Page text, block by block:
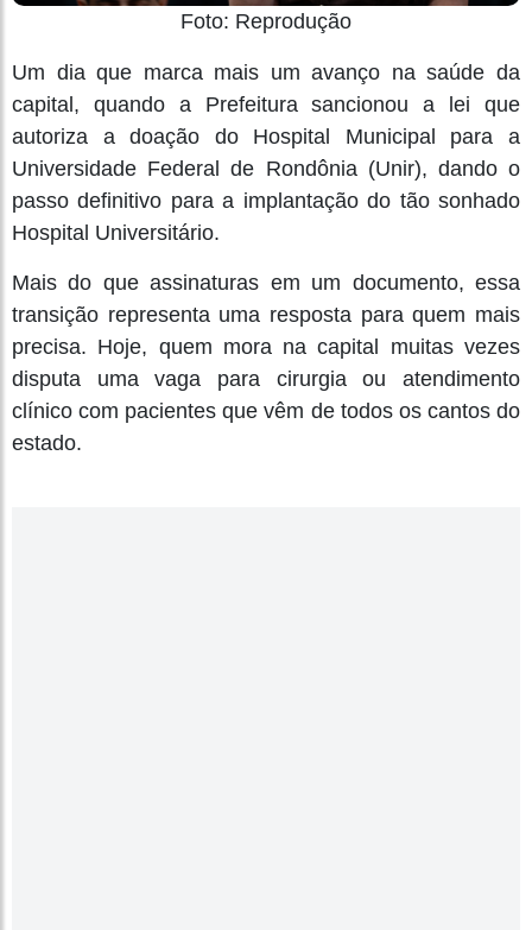
Foto: Reprodução
Um dia que marca mais um avanço na saúde da
capital, quando a Prefeitura sancionou a lei que
autoriza a doação do Hospital Municipal para a
Universidade Federal de Rondônia (Unir), dando o
passo definitivo para a implantação do tão sonhado
Hospital Universitário.
Mais do que assinaturas em um documento, essa
transição representa uma resposta para quem mais
precisa. Hoje, quem mora na capital muitas vezes
disputa uma vaga para cirurgia ou atendimento
clínico com pacientes que vêm de todos os cantos do
estado.